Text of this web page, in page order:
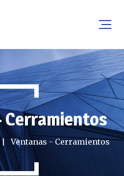
Cerramientos
Ventanas - Cerramientos